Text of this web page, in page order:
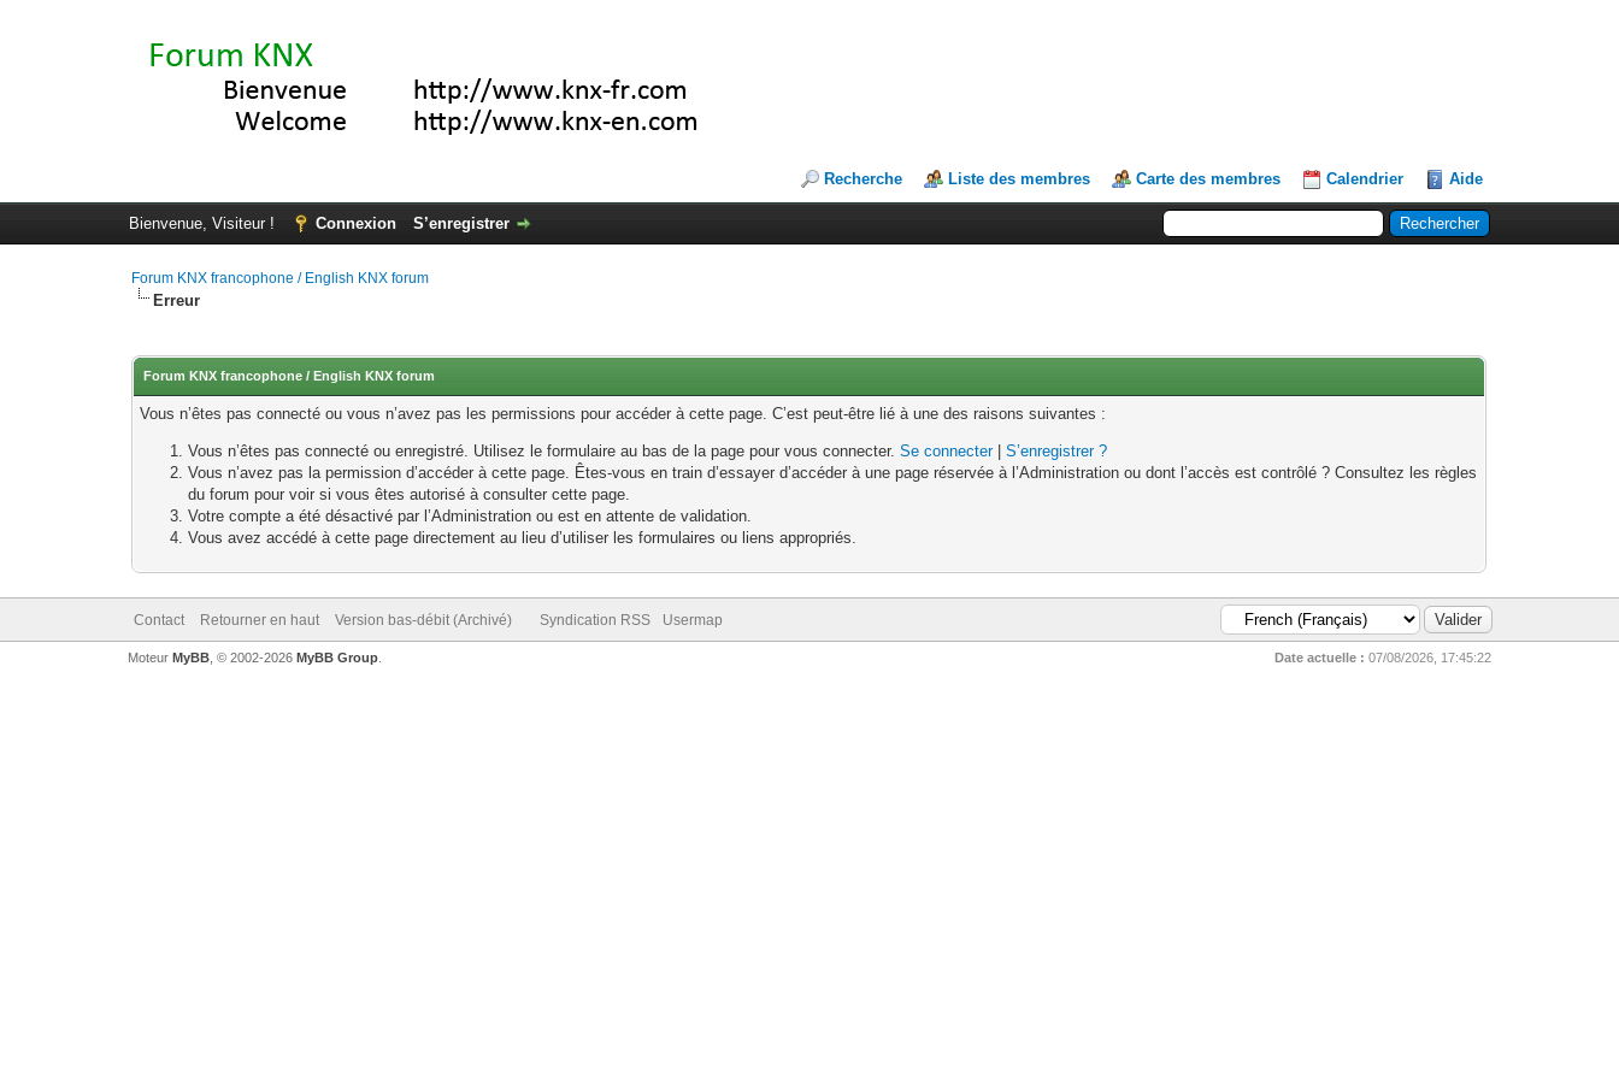
Recherche Liste des membres Carte des membres Calendrier Aide
Bienvenue, Visiteur ! Connexion S’enregistrer
Forum KNX francophone / English KNX forum
Erreur
Forum KNX francophone / English KNX forum
Vous n’êtes pas connecté ou vous n’avez pas les permissions pour accéder à cette page. C’est peut-être lié à une des raisons suivantes :
Vous n’êtes pas connecté ou enregistré. Utilisez le formulaire au bas de la page pour vous connecter.Se connecter|S’enregistrer ?
Vous n’avez pas la permission d’accéder à cette page. Êtes-vous en train d’essayer d’accéder à une page réservée à l’Administration ou dont l’accès est contrôlé ? Consultez les règles
du forum pour voir si vous êtes autorisé à consulter cette page.
Votre compte a été désactivé par l’Administration ou est en attente de validation.
Vous avez accédé à cette page directement au lieu d’utiliser les formulaires ou liens appropriés.
Contact Retourner en haut Version bas-débit (Archivé) Syndication RSS Usermap
Date actuelle : 07/08/2026, 17:45:22
Moteur MyBB, © 2002-2026 MyBB Group.